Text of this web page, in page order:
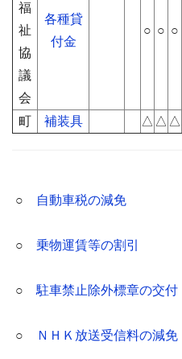
福
祉
協
議
会
各種貸
付金
○ ○ ○
町 補装具 △ △ △
○ 自動車税の減免
○ 乗物運賃等の割引
○ 駐車禁止除外標章の交付
○ ＮＨＫ放送受信料の減免